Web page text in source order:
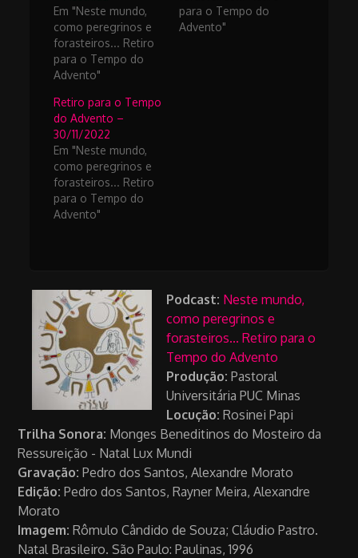
Em "Neste mundo,
como peregrinos e
forasteiros... Retiro
para o Tempo do
Advento"
para o Tempo do
Advento"
Retiro para o Tempo
do Advento –
30/11/2022
Em "Neste mundo,
como peregrinos e
forasteiros... Retiro
para o Tempo do
Advento"
Podcast: Neste mundo,
como peregrinos e
forasteiros... Retiro para o
Tempo do Advento
Produção: Pastoral
Universitária PUC Minas
Locução: Rosinei Papi
Trilha Sonora: Monges Beneditinos do Mosteiro da
Ressureição - Natal Lux Mundi
Gravação: Pedro dos Santos, Alexandre Morato
Edição:Pedro dos Santos, Rayner Meira, Alexandre
Morato
Imagem: Rômulo Cândido de Souza; Cláudio Pastro.
Natal Brasileiro. São Paulo: Paulinas, 1996